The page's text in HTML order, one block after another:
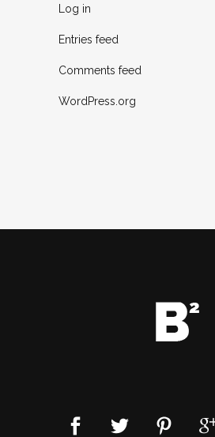
Log in
Entries feed
Comments feed
WordPress.org